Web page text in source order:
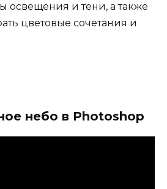
освещения и тени, а также
цветовые сочетания и
небо в Photoshop